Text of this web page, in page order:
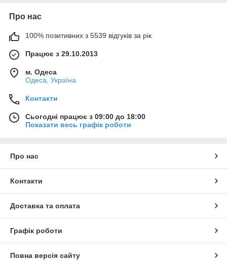
Про нас
100% позитивних з 5539 відгуків за рік
Працює з 29.10.2013
м. Одеса
Одеса, Україна
Контакти
Сьогодні працює з 09:00 до 18:00
Показати весь графік роботи
Про нас
Контакти
Доставка та оплата
Графік роботи
Повна версія сайту